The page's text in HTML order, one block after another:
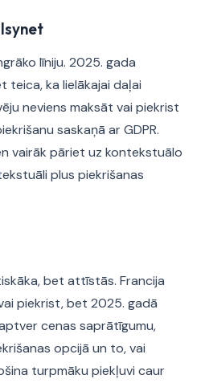
līniju. 2025. gada
teica, ka lielākajai daļai
neviens maksāt vai piekrist
saskaņā ar GDPR.
vairāk pāriet uz kontekstuālo
plus piekrišanas
bet attīstās. Francija
piekrist, bet 2025. gadā
cenas saprātīgumu,
opcijā un to, vai
turpmāku piekļuvi caur